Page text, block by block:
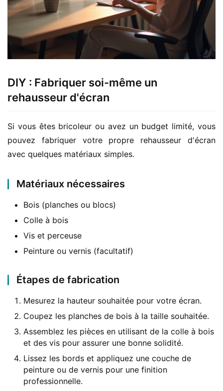
DIY : Fabriquer soi-même un
rehausseur d'écran
Si vous êtes bricoleur ou avez un budget limité, vous
pouvez fabriquer votre propre rehausseur d'écran
avec quelques matériaux simples.
Matériaux nécessaires
Bois (planches ou blocs)
Colle à bois
Vis et perceuse
Peinture ou vernis (facultatif)
Étapes de fabrication
Mesurez la hauteur souhaitée pour votre écran.
Coupez les planches de bois à la taille souhaitée.
Assemblez les pièces en utilisant de la colle à bois
et des vis pour assurer une bonne solidité.
Lissez les bords et appliquez une couche de
peinture ou de vernis pour une finition
professionnelle.